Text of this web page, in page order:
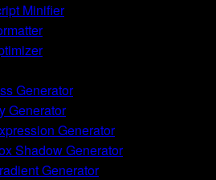
Minifier
Generator
Generator
Generator
Shadow Generator
Generator